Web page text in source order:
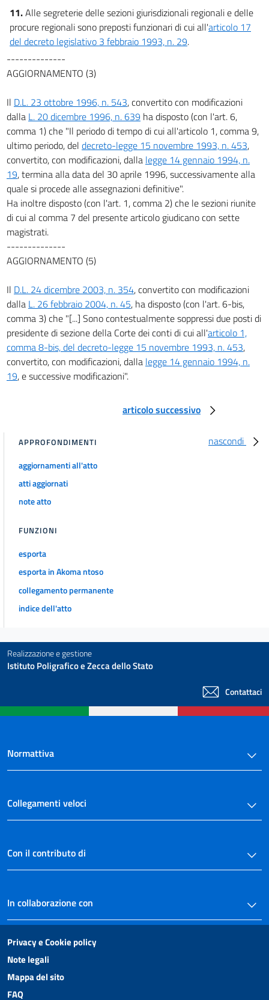
11.Alle segreterie delle sezioni giurisdizionali regionali e delle
procure regionali sono preposti funzionari di cui all'articolo 17
del decreto legislativo 3 febbraio 1993, n. 29.
--------------
AGGIORNAMENTO (3)
Il D.L. 23 ottobre 1996, n. 543, convertito con modificazioni
dalla L. 20 dicembre 1996, n. 639 ha disposto (con l'art. 6,
comma 1) che "Il periodo di tempo di cui all'articolo 1, comma 9,
ultimo periodo, del decreto-legge 15 novembre 1993, n. 453,
convertito, con modificazioni, dalla legge 14 gennaio 1994, n.
19, termina alla data del 30 aprile 1996, successivamente alla
quale si procede alle assegnazioni definitive".
Ha inoltre disposto (con l'art. 1, comma 2) che le sezioni riunite
di cui al comma 7 del presente articolo giudicano con sette
magistrati.
--------------
AGGIORNAMENTO (5)
Il D.L. 24 dicembre 2003, n. 354, convertito con modificazioni
dalla L. 26 febbraio 2004, n. 45, ha disposto (con l'art. 6-bis,
comma 3) che "[...] Sono contestualmente soppressi due posti di
presidente di sezione della Corte dei conti di cui all'articolo 1,
comma 8-bis, del decreto-legge 15 novembre 1993, n. 453,
convertito, con modificazioni, dalla legge 14 gennaio 1994, n.
19, e successive modificazioni".
articolo successivo
nascondi
APPROFONDIMENTI
aggiornamenti all'atto
atti aggiornati
note atto
FUNZIONI
esporta
esporta in Akoma ntoso
collegamento permanente
indice dell'atto
Realizzazione e gestione
Istituto Poligrafico e Zecca dello Stato
Contattaci
Normattiva
Collegamenti veloci
Con il contributo di
In collaborazione con
Privacy e Cookie policy
Note legali
Mappa del sito
FAQ